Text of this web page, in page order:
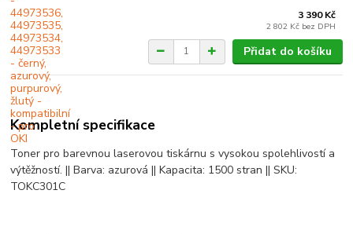
3 390 Kč
2 802 Kč bez DPH
Přidat do košíku
Kompletní specifikace
Toner pro barevnou laserovou tiskárnu s vysokou spolehlivostí a
výtěžností. || Barva: azurová || Kapacita: 1500 stran || SKU:
TOKC301C